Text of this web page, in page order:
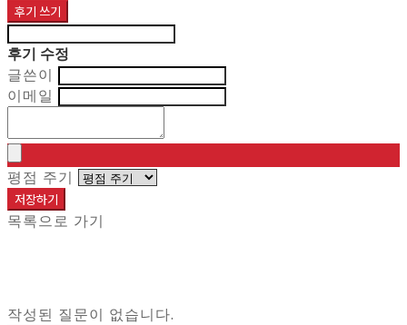
후기 쓰기
후기 수정
글쓴이
이메일
평점 주기
저장하기
목록으로 가기
작성된 질문이 없습니다.